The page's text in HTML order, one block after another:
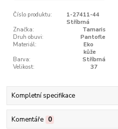
Číslo produktu:
1-27411-44
Stříbrná
Značka:
Tamaris
Druh obuvi:
Pantofle
Materiál:
Eko
kůže
Barva:
Stříbrná
Velikost:
37
Kompletní specifikace
Komentáře 0